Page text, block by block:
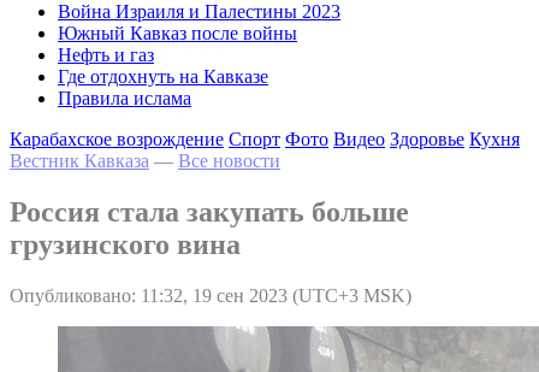
Война Израиля и Палестины 2023
Южный Кавказ после войны
Нефть и газ
Где отдохнуть на Кавказе
Правила ислама
Карабахское возрождение Спорт Фото Видео Здоровье Кухня
Вестник Кавказа — Все новости
Россия стала закупать больше
грузинского вина
Опубликовано: 11:32, 19 сен 2023 (UTC+3 MSK)